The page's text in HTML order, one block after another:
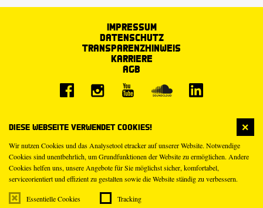
Diese Webseite verwendet Cookies!
Wir nutzen Cookies und das Analysetool etracker auf unserer Website. Notwendige
Cookies sind unentbehrlich, um Grundfunktionen der Website zu ermöglichen. Andere
Cookies helfen uns, unsere Angebote für Sie möglichst sicher, komfortabel,
serviceorientiert und effizient zu gestalten sowie die Website ständig zu verbessern.
Essentielle Cookies Tracking
Impressum
Datenschutz
Transparenzhinweis
Karriere
AGB